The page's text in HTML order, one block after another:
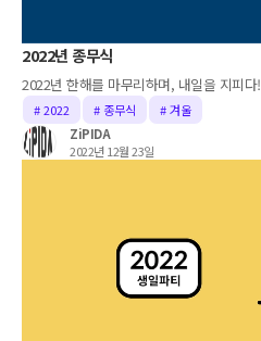
2022년 종무식
2022년 한해를 마무리하며, 내일을 지피다!
# 2022 # 종무식
# 겨울
ZiPIDA
2022년 12월 23일